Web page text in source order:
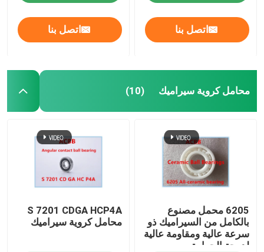
اتصل بنا اتصل بنا
محامل كروية سيراميك (10)
6205 محمل مصنوع
بالكامل من السيراميك ذو
سرعة عالية ومقاومة عالية
لدرجة الحرارة
S 7201 CDGA HCP4A
محامل كروية سيراميك